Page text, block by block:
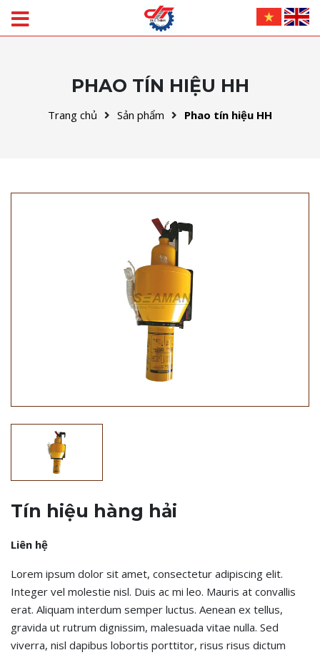
PHAO TÍN HIỆU HH
Trang chủ Sản phẩm Phao tín hiệu HH
Tín hiệu hàng hải
Liên hệ
Lorem ipsum dolor sit amet, consectetur adipiscing elit.
Integer vel molestie nisl. Duis ac mi leo. Mauris at convallis
erat. Aliquam interdum semper luctus. Aenean ex tellus,
gravida ut rutrum dignissim, malesuada vitae nulla. Sed
viverra, nisl dapibus lobortis porttitor, risus risus dictum